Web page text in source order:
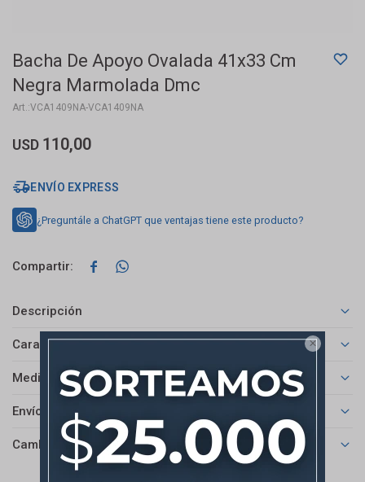

Bacha De Apoyo Ovalada 41x33 Cm
Negra Marmolada Dmc
VCA1409NA-VCA1409NA
USD 110,00
ENVÍO EXPRESS
¿Preguntále a ChatGPT que ventajas tiene este producto?
 
Descripción
Características
Medios de pago
Envíos
Cambios y Devoluciones